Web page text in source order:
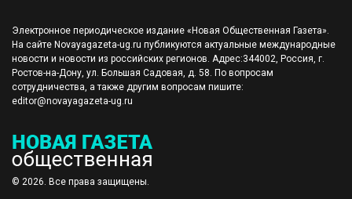
Электронное периодическое издание «Новая Общественная Газета».
На сайте Novayagazeta-ug.ru публикуются актуальные международные
новости и новости из российских регионов. Адрес:344002, Россия, г.
Ростов-на-Дону, ул. Большая Садовая, д. 58. По вопросам
сотрудничества, а также другим вопросам пишите:
editor@novayagazeta-ug.ru
© 2026. Все права защищены.